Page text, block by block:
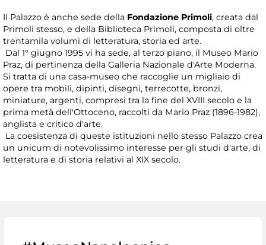
Il Palazzo è anche sede della Fondazione Primoli, creata dal
Primoli stesso, e della Biblioteca Primoli, composta di oltre
trentamila volumi di letteratura, storia ed arte.
Dal 1° giugno 1995 vi ha sede, al terzo piano, il Museo Mario
Praz, di pertinenza della Galleria Nazionale d'Arte Moderna.
Si tratta di una casa-museo che raccoglie un migliaio di
opere tra mobili, dipinti, disegni, terrecotte, bronzi,
miniature, argenti, compresi tra la fine del XVIII secolo e la
prima metà dell'Ottoceno, raccolti da Mario Praz (1896-1982),
anglista e critico d'arte.
La coesistenza di queste istituzioni nello stesso Palazzo crea
un unicum di notevolissimo interesse per gli studi d'arte, di
letteratura e di storia relativi al XIX secolo.